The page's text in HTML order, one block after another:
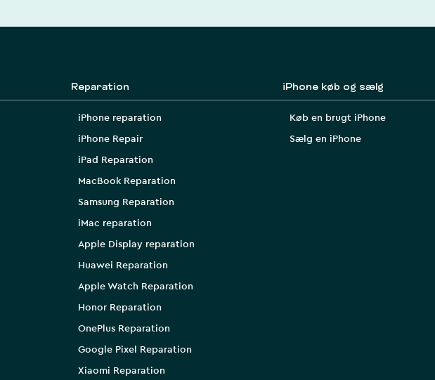
Reparation
iPhone reparation
iPhone Repair
iPad Reparation
MacBook Reparation
Samsung Reparation
iMac reparation
Apple Display reparation
Huawei Reparation
Apple Watch Reparation
Honor Reparation
OnePlus Reparation
Google Pixel Reparation
Xiaomi Reparation
iPhone køb og sælg
Køb en brugt iPhone
Sælg en iPhone